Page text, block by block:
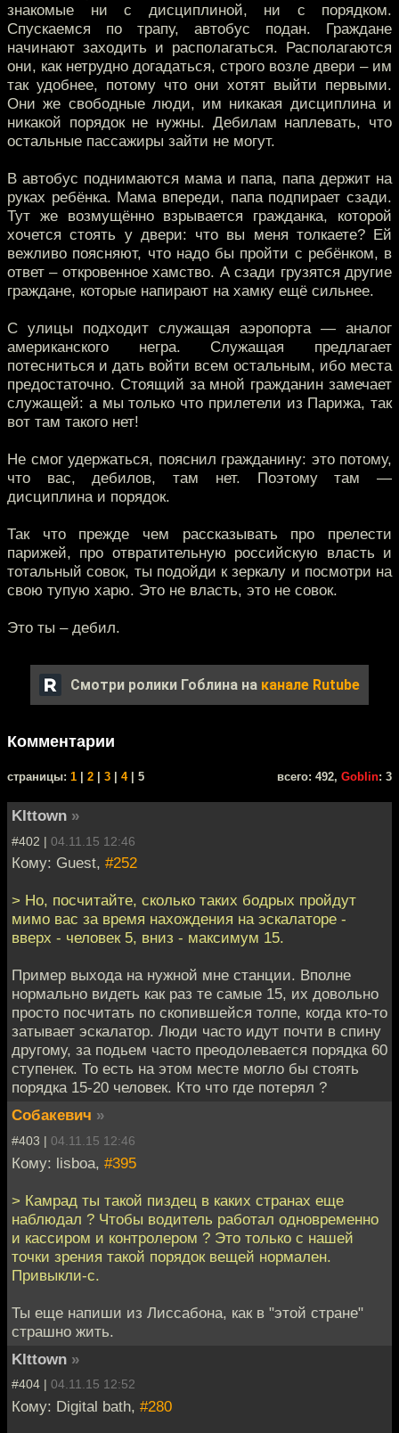
знакомые ни с дисциплиной, ни с порядком.
Спускаемся по трапу, автобус подан. Граждане
начинают заходить и располагаться. Располагаются
они, как нетрудно догадаться, строго возле двери – им
так удобнее, потому что они хотят выйти первыми.
Они же свободные люди, им никакая дисциплина и
никакой порядок не нужны. Дебилам наплевать, что
остальные пассажиры зайти не могут.
В автобус поднимаются мама и папа, папа держит на
руках ребёнка. Мама впереди, папа подпирает сзади.
Тут же возмущённо взрывается гражданка, которой
хочется стоять у двери: что вы меня толкаете? Ей
вежливо поясняют, что надо бы пройти с ребёнком, в
ответ – откровенное хамство. А сзади грузятся другие
граждане, которые напирают на хамку ещё сильнее.
С улицы подходит служащая аэропорта — аналог
американского негра. Служащая предлагает
потесниться и дать войти всем остальным, ибо места
предостаточно. Стоящий за мной гражданин замечает
служащей: а мы только что прилетели из Парижа, так
вот там такого нет!
Не смог удержаться, пояснил гражданину: это потому,
что вас, дебилов, там нет. Поэтому там —
дисциплина и порядок.
Так что прежде чем рассказывать про прелести
парижей, про отвратительную российскую власть и
тотальный совок, ты подойди к зеркалу и посмотри на
свою тупую харю. Это не власть, это не совок.
Это ты – дебил.
Смотри ролики Гоблина на канале Rutube
Комментарии
cтраницы: 1 2 3 4| 5 всего: 492, Goblin: 3
KIttown »
#402 | 04.11.15 12:46
Кому: Guest, #252
> Но, посчитайте, сколько таких бодрых пройдут
мимо вас за время нахождения на эскалаторе -
вверх - человек 5, вниз - максимум 15.
Пример выхода на нужной мне станции. Вполне
нормально видеть как раз те самые 15, их довольно
просто посчитать по скопившейся толпе, когда кто-то
затывает эскалатор. Люди часто идут почти в спину
другому, за подьем часто преодолевается порядка 60
ступенек. То есть на этом месте могло бы стоять
порядка 15-20 человек. Кто что где потерял ?
Собакевич »
#403 | 04.11.15 12:46
Кому: lisboa, #395
> Камрад ты такой пиздец в каких странах еще
наблюдал ? Чтобы водитель работал одновременно
и кассиром и контролером ? Это только с нашей
точки зрения такой порядок вещей нормален.
Привыкли-с.
Ты еще напиши из Лиссабона, как в "этой стране"
страшно жить.
KIttown »
#404 | 04.11.15 12:52
Кому: Digital bath, #280